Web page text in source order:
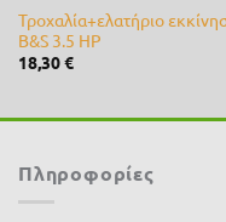
Τροχαλία+ελατήριο
B&S 3.5 ΗΡ
18,30€
Πληροφορίες